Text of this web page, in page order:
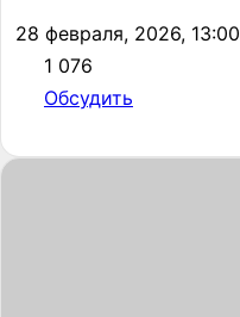
28 февраля, 2026, 13:00
1 076
Обсудить